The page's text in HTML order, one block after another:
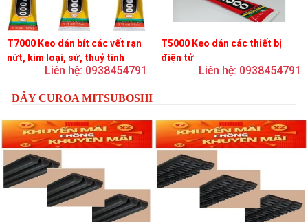
T7000 Keo dán bít các vết rạn
nứt, kim loại, sứ, thuỷ tinh
Liên hệ: 0938454791
T5000 Keo dán các thiết bị
điện tử
Liên hệ: 0938454791
DÂY CUROA MITSUBOSHI